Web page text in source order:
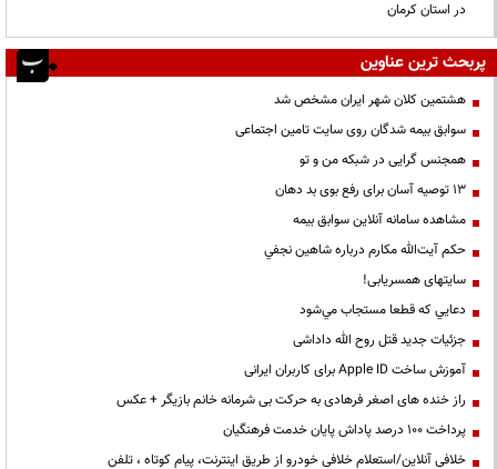
در استان کرمان
پربحث ترین عناوین
هشتمین کلان شهر ایران مشخص شد
سوابق بیمه شدگان روی سایت تامین اجتماعی
همجنس گرایی در شبکه من و تو
13 توصیه آسان برای رفع بوی بد دهان
مشاهده سامانه آنلاين سوابق بیمه
حكم آيت‌الله مكارم درباره شاهين نجفي
سایتهای همسریابی!
دعايي كه قطعا مستجاب مي‌شود
جزئیات جدید قتل روح الله داداشی
آموزش ساخت Apple ID برای کاربران ایرانی
راز خنده های اصغر فرهادی به حرکت بی شرمانه خانم بازیگر + عکس
پرداخت ۱۰۰ درصد پاداش پایان خدمت فرهنگیان
خلافی آنلاین/استعلام خلافی خودرو از طریق اینترنت، پیام کوتاه ، تلفن